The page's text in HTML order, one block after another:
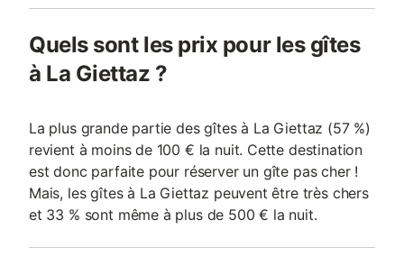
Quels sont les prix pour les gîtes
à La Giettaz ?
La plus grande partie des gîtes à La Giettaz (57 %)
revient à moins de 100 € la nuit. Cette destination
est donc parfaite pour réserver un gîte pas cher !
Mais, les gîtes à La Giettaz peuvent être très chers
et 33 % sont même à plus de 500 € la nuit.